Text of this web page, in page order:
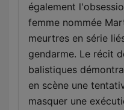
également
femme nommée
meurtres en série
gendarme. Le récit
balistiques
en scène une
masquer une